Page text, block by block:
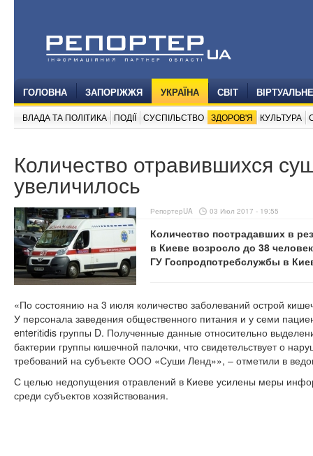
ГОЛОВНА ЗАПОРІЖЖЯ УКРАЇНА СВІТ
ВЛАДА ТА ПОЛІТИКА ПОДІЇ СУСПІЛЬСТВО ЗДОРОВ'Я КУЛЬТУРА
Количество отравившихся
увеличилось
РепортерUA 03 Июл 2017 - 19:55
Количество пострадавших в
в Киеве возросло до 38
ГУ Госпродпотребслужбы в
«По состоянию на 3 июля количество заболеваний острой
У персонала заведения общественного питания и у семи
enterіtіdіs группы D. Полученные данные относительно
бактерии группы кишечной палочки, что свидетельствует о
требований на субъекте ООО «Суши Ленд»», – отметили в
С целью недопущения отравлений в Киеве усилены меры
среди субъектов хозяйствования.